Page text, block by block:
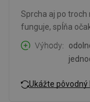
Sprcha aj po
funguje, spĺňa
Výhody
Ukážte